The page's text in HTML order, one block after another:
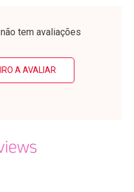
Laboratório
Por Menos
tem avaliações
A AVALIAR